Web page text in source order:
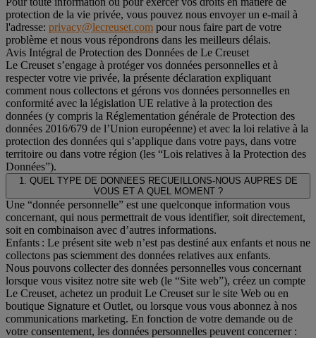
protection de la vie privée, vous pouvez nous envoyer un e-mail à
l'adresse: privacy@lecreuset.com pour nous faire part de votre
problème et nous vous répondrons dans les meilleurs délais.
Avis Intégral de Protection des Données de Le Creuset
Le Creuset s’engage à protéger vos données personnelles et à
respecter votre vie privée, la présente déclaration expliquant
comment nous collectons et gérons vos données personnelles en
conformité avec la législation UE relative à la protection des
données (y compris la Réglementation générale de Protection des
données 2016/679 de l’Union européenne) et avec la loi relative à la
protection des données qui s’applique dans votre pays, dans votre
territoire ou dans votre région (les “Lois relatives à la Protection des
Données”).
1. QUEL TYPE DE DONNEES RECUEILLONS-NOUS AUPRES DE
VOUS ET A QUEL MOMENT ?
Une “donnée personnelle” est une quelconque information vous
concernant, qui nous permettrait de vous identifier, soit directement,
soit en combinaison avec d’autres informations.
Enfants : Le présent site web n’est pas destiné aux enfants et nous ne
collectons pas sciemment des données relatives aux enfants.
Nous pouvons collecter des données personnelles vous concernant
lorsque vous visitez notre site web (le “Site web”), créez un compte
Le Creuset, achetez un produit Le Creuset sur le site Web ou en
boutique Signature et Outlet, ou lorsque vous vous abonnez à nos
communications marketing. En fonction de votre demande ou de
votre consentement, les données personnelles peuvent concerner :